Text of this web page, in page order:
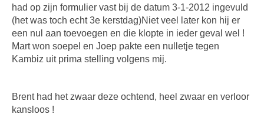
had op zijn formulier vast bij de datum 3-1-2012 ingevuld
(het was toch echt 3e kerstdag)Niet veel later kon hij er
een nul aan toevoegen en die klopte in ieder geval wel !
Mart won soepel en Joep pakte een nulletje tegen
Kambiz uit prima stelling volgens mij.
Brent had het zwaar deze ochtend, heel zwaar en verloor
kansloos !